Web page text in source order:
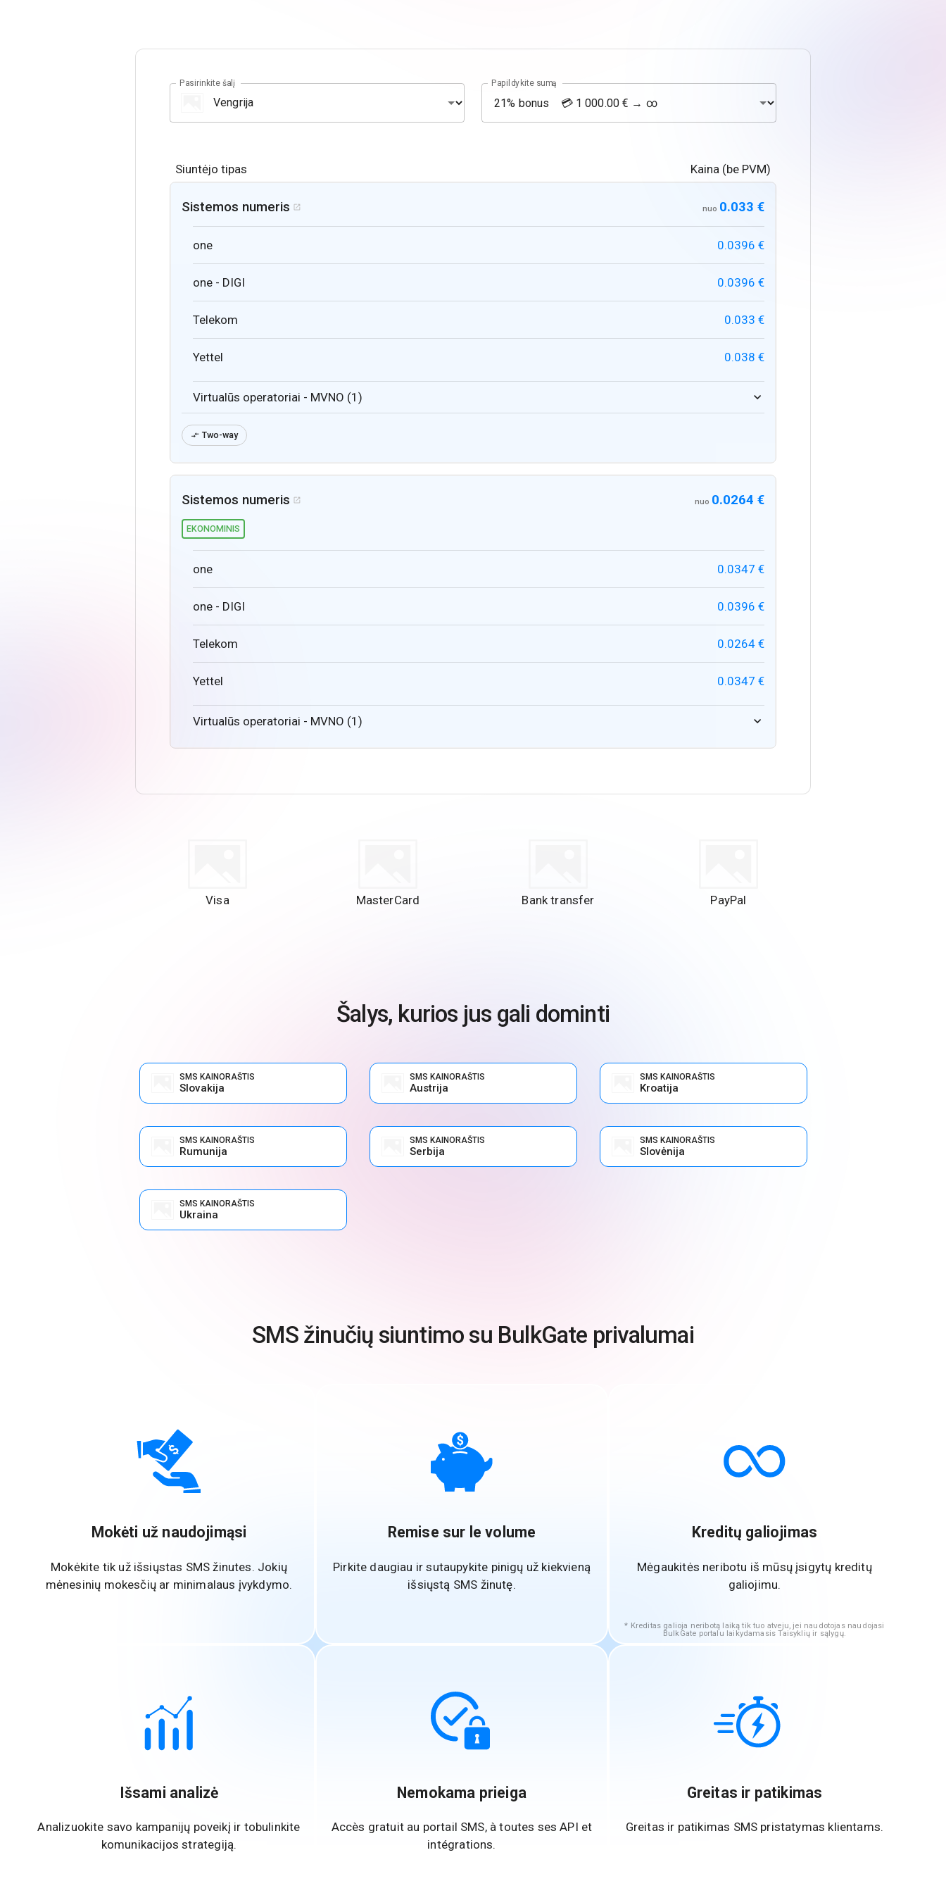
Pasirinkite šalį Papildykite sumą
Siuntėjo tipas Kaina (be PVM)
Sistemos numeris  nuo 0.033 €
one 0.0396 €
one - DIGI 0.0396 €
Telekom 0.033 €
Yettel 0.038 €
Virtualūs operatoriai - MVNO (1)
 Two-way
Sistemos numeris  nuo 0.0264 €
EKONOMINIS
one 0.0347 €
one - DIGI 0.0396 €
Telekom 0.0264 €
Yettel 0.0347 €
Virtualūs operatoriai - MVNO (1)
Visa MasterCard Bank transfer PayPal
Šalys, kurios jus gali dominti
SMS KAINORAŠTIS
Slovakija
SMS KAINORAŠTIS
Austrija
SMS KAINORAŠTIS
Kroatija
SMS KAINORAŠTIS
Rumunija
SMS KAINORAŠTIS
Serbija
SMS KAINORAŠTIS
Slovėnija
SMS KAINORAŠTIS
Ukraina
SMS žinučių siuntimo su BulkGate privalumai
Mokėti už naudojimąsi
Mokėkite tik už išsiųstas SMS žinutes. Jokių
mėnesinių mokesčių ar minimalaus įvykdymo.
Remise sur le volume
Pirkite daugiau ir sutaupykite pinigų už kiekvieną
išsiųstą SMS žinutę.
Kreditų galiojimas
Mėgaukitės neribotu iš mūsų įsigytų kreditų
galiojimu.
Kreditas galioja neribotą laiką tik tuo atveju, jei naudotojas naudojasi
BulkGate portalu laikydamasis Taisyklių ir sąlygų.
Išsami analizė
Analizuokite savo kampanijų poveikį ir tobulinkite
komunikacijos strategiją.
Nemokama prieiga
Accès gratuit au portail SMS, à toutes ses API et
intégrations.
Greitas ir patikimas
Greitas ir patikimas SMS pristatymas klientams.